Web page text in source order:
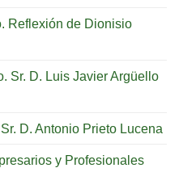
Reflexión de Dionisio
Sr. D. Luis Javier Argüello
D. Antonio Prieto Lucena
y Profesionales